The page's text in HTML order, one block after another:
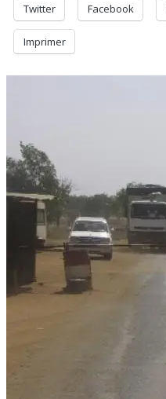
Twitter Facebook
Imprimer